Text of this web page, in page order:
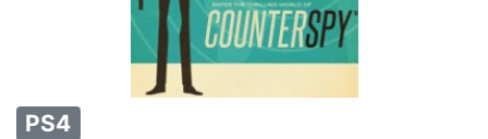
PS4